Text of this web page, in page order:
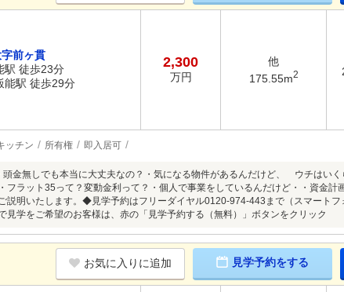
前ヶ貫
駅 徒歩23分
能駅 徒歩29分
2,300
万円
他
175.55m2
ッチン 所有権 即入居可
金無しでも本当に大丈夫なの？・気になる物件があるんだけど、 ウチはい
フラット35って？変動金利って？・個人で事業をしているんだけど・・資金計
説明いたします。◆見学予約はフリーダイヤル0120-974-443まで（スマートフ
学をご希望のお客様は、赤の「見学予約する（無料）」ボタンをクリック
お気に入りに追加 見学予約をする